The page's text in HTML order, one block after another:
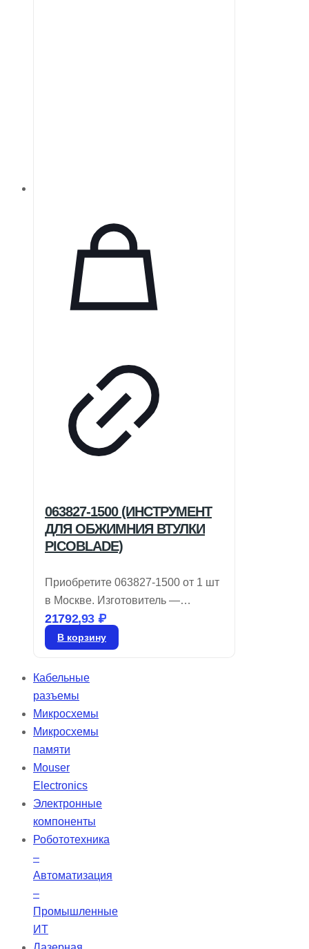
063827-1500 (ИНСТРУМЕНТ
ДЛЯ ОБЖИМНИЯ ВТУЛКИ
PICOBLADE)
Приобретите 063827-1500 от 1 шт
в Москве. Изготовитель —
AFFINITY MEDICAL
TECHNOLOGIES – A MOLEX
На складе в наличии 326 шт.
21792,93 ₽
В корзину
Кабельные
разъемы
Микросхемы
Микросхемы
памяти
Mouser
Electronics
Электронные
компоненты
Робототехника
–
Автоматизация
–
Промышленные
ИТ